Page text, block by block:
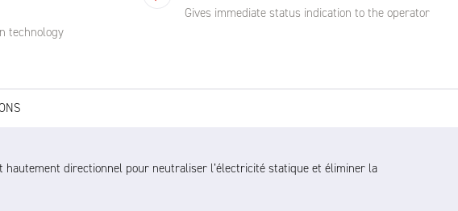
technology
Gives immediate status indication to the operator
hautement directionnel pour neutraliser l’électricité statique et éliminer la